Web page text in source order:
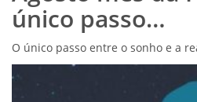
único passo…
O único passo entre o sonho e a